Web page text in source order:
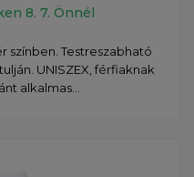
8. 7. Önnél
színben. Testreszabható
UNISZEX, férfiaknak
alkalmas...